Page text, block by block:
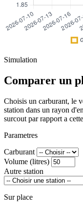
Simulation
Comparer un
Choisis un carburant, le
station dans un rayon
surcout par rapport a
Parametres
Carburant
Volume (litres)
Autre station
Sur place